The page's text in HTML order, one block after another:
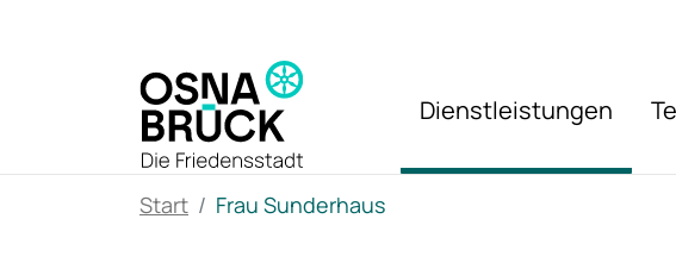
Dienstleistungen
Start Frau Sunderhaus